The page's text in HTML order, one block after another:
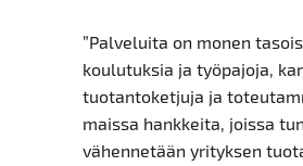
”Palveluita on monen
koulutuksia ja työpajoja,
tuotantoketjuja ja
maissa hankkeita, joissa
vähennetään yrityksen